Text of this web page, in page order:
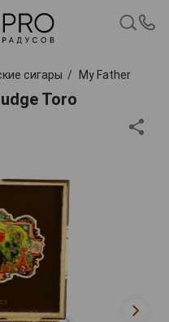
сигары My Father
Toro